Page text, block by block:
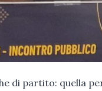
di partito: quella